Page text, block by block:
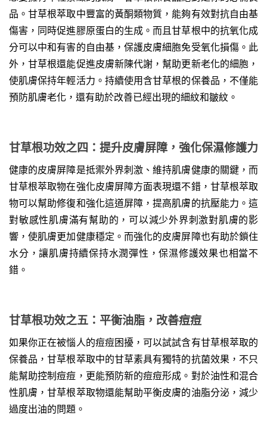
品。甘草根萃取中豐富的黃酮類物質，能夠有效對抗自由基
傷害，同時促進膠原蛋白的生成。而且甘草根中的抗氧化成
分可以中和有害的自由基，保護皮膚細胞免受氧化損傷。此
外，甘草根還能促進皮膚新陳代謝，幫助更新老化的細胞，
使肌膚保持年輕活力。持續使用含甘草根的保養品，不僅能
預防肌膚老化，還有助於改善已經出現的細紋和皺紋。
甘草根功效之四：提升皮膚屏障，強化保濕修護力
健康的皮膚屏障是抵禦外界刺激、維持肌膚健康的關鍵，而
甘草根萃取物在強化皮膚屏障方面表現還不錯，甘草根萃取
物可以幫助修復和強化這道屏障，提高肌膚的抗壓能力。這
對敏感性肌膚滿有幫助的，可以減少外界刺激對肌膚的影
響，使肌膚更加健康穩定。而強化的皮膚屏障也有助於鎖住
水分，讓肌膚持續保持水潤彈性，保濕修護效果也相當不
錯。
甘草根功效之五：平衡油脂，改善痘痘
如果你正在被惱人的痘痘困擾，可以試試含有甘草根萃取的
保養品，甘草根萃取中的甘草素具有獨特的抗菌效果，不只
能幫助控制痘痘，更能預防新的痘痘形成。對於油性和混合
性肌膚，甘草根萃取物還能幫助平衡皮膚的油脂分泌，減少
過度出油的問題。